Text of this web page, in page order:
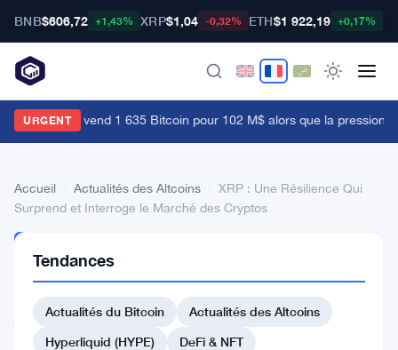
BNB$606,72 +1,43% XRP$1,04 -0,32% ETH$1 922,19 +0,17%
URGENT
Digital vend 1 635 Bitcoin pour 102 M$ alors que la pression
Accueil Actualités des Altcoins
XRP : Une Résilience Qui
Surprend et Interroge le Marché des Cryptos
DES
ALTCOINS
XRP
Tendances
Actualités du Bitcoin
Actualités des Altcoins
Hyperliquid (HYPE)
DeFi & NFT